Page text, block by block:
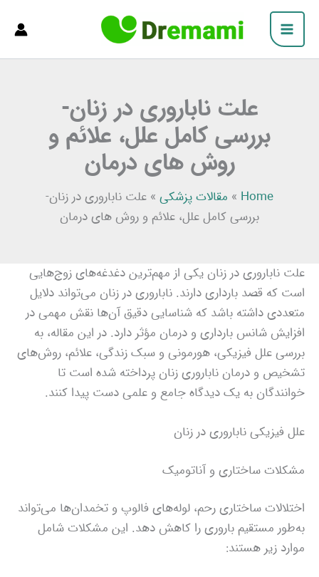
رفتن
محتوا
Main
Menu
علت ناباروری در زنان-
بررسی کامل علل، علائم و
روش‌ های درمان
Home
» مقالات پزشکی » علت ناباروری در زنان-
بررسی کامل علل، علائم و روش‌ های درمان
علت ناباروری در زنان یکی از مهم‌ترین دغدغه‌های زوج‌هایی
است که قصد بارداری دارند. ناباروری در زنان می‌تواند دلایل
متعددی داشته باشد که شناسایی دقیق آن‌ها نقش مهمی در
افزایش شانس بارداری و درمان مؤثر دارد. در این مقاله، به
بررسی علل فیزیکی، هورمونی و سبک زندگی، علائم، روش‌های
تشخیص و درمان ناباروری زنان پرداخته شده است تا
خوانندگان به یک دیدگاه جامع و علمی دست پیدا کنند.
علل فیزیکی ناباروری در زنان
مشکلات ساختاری و آناتومیک
اختلالات ساختاری رحم، لوله‌های فالوپ و تخمدان‌ها می‌تواند
به‌طور مستقیم باروری را کاهش دهد. این مشکلات شامل
موارد زیر هستند: